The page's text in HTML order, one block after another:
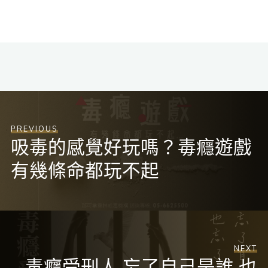
PREVIOUS
吸毒的感覺好玩嗎？毒癮遊戲
有幾條命都玩不起
NEXT